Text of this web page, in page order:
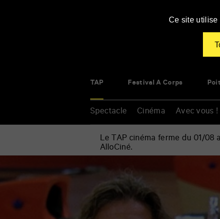
TAP Festival À Corps
Spectacle Cinéma Avec vous !
Le TAP cinéma ferme du 01/
AlloCiné.
Événements
»
Ce site utilise